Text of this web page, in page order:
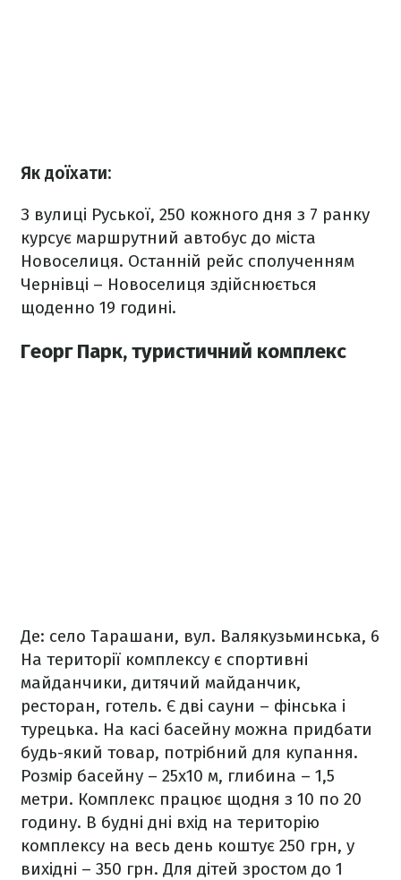
Як доїхати:
З вулиці Руської, 250 кожного дня з 7 ранку
курсує маршрутний автобус до міста
Новоселиця. Останній рейс сполученням
Чернівці – Новоселиця здійснюється
щоденно 19 годині.
Георг Парк, туристичний комплекс
Де: село Тарашани, вул. Валякузьминська, 6
На території комплексу є спортивні
майданчики, дитячий майданчик,
ресторан, готель. Є дві сауни – фінська і
турецька. На касі басейну можна придбати
будь-який товар, потрібний для купання.
Розмір басейну – 25х10 м, глибина – 1,5
метри. Комплекс працює щодня з 10 по 20
годину. В будні дні вхід на територію
комплексу на весь день коштує 250 грн, у
вихідні – 350 грн. Для дітей зростом до 1